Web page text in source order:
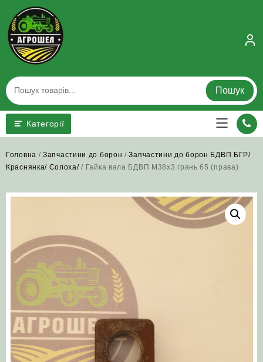
content
Пошук
Категорії
Головна /Запчастини до борон /Запчастини до борон БДВП БГР/
Краснянка/ Солоха// Гайка вала БДВП М38х3 грань 65 (права)